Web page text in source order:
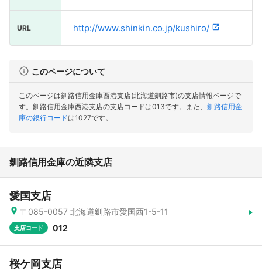
URL http://www.shinkin.co.jp/kushiro/
このページについて
このページは釧路信用金庫西港支店(北海道釧路市)の支店情報ページで
す。 釧路信用金庫西港支店の支店コードは013です。 また、 釧路信用金
庫の銀行コードは1027です。
釧路信用金庫の近隣支店
愛国支店
〒085-0057 北海道釧路市愛国西1-5-11
支店コード 012
桜ケ岡支店